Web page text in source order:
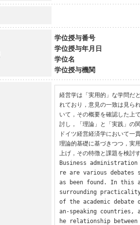
学位授与番号
学位授与年月日
学位名
学位授与機関
経営学は「実用的」な学問だ
れており，意見の一致は見ら
いて，その概要を確認した上
討し，「理論」と「実践」の
ドイツ経営経済学において一
理論的基礎に基づきつつ，実
上げ，その特徴と課題を検討
Business
re are various debates
as been found. In this
surrounding
of the academic
an-speaking
he relationship